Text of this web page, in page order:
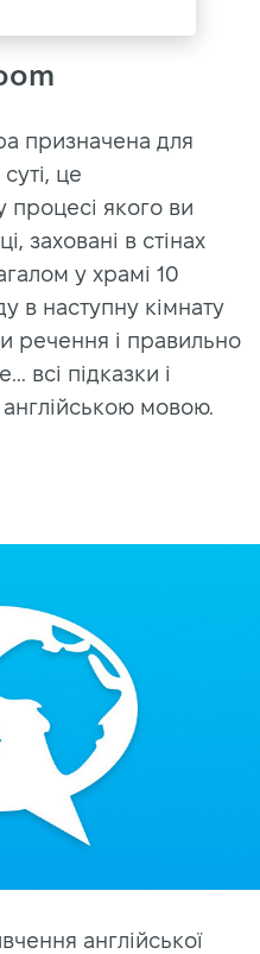
призначена для
це
якого ви
заховані в стінах
у храмі 10
в наступну кімнату
речення і правильно
всі підказки і
англійською мовою.
англійської